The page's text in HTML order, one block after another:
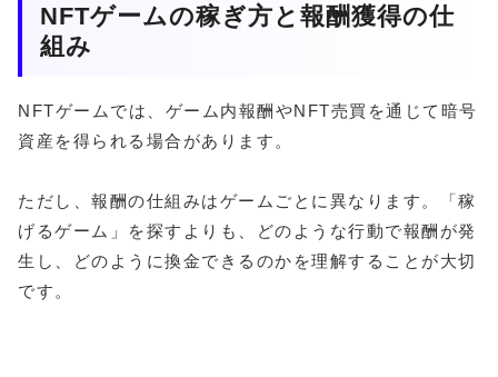
NFTゲームの稼ぎ方と報酬獲得の仕
組み
NFTゲームでは、ゲーム内報酬やNFT売買を通じて暗号
資産を得られる場合があります。
ただし、報酬の仕組みはゲームごとに異なります。「稼
げるゲーム」を探すよりも、どのような行動で報酬が発
生し、どのように換金できるのかを理解することが大切
です。